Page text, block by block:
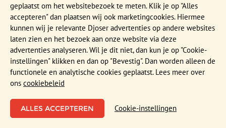
geplaatst om het websitebezoek te meten. Klik je op "Alles
accepteren" dan plaatsen wij ook marketingcookies. Hiermee
kunnen wij je relevante Djoser advertenties op andere websites
laten zien en het bezoek aan onze website via deze
advertenties analyseren. Wil je dit niet, dan kun je op "Cookie-
instellingen" klikken en dan op "Bevestig". Dan worden alleen de
functionele en analytische cookies geplaatst. Lees meer over
ons cookiebeleid
Cookies die er voor zorgen dat de website naar behoren
Cookie-instellingen